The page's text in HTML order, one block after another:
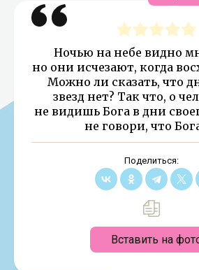
Ночью на небе видно
но они исчезают, когда
Можно ли сказать, что
звезд нет? Так что, о
не видишь Бога в дни
не говори, что
Поделиться:
Вставить на